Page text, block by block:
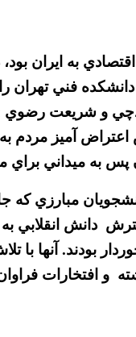
فني تهران
و شريعت رضوي
آميز مردم به
ميداني براي
در ايران در دانشگاهها و به
دانش انقلابي
بودند. آنها
و افتخارات